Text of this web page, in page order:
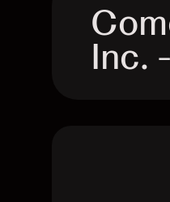
Inc.